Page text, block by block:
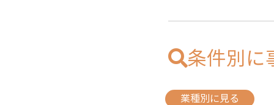
条件別に
業種別に見る